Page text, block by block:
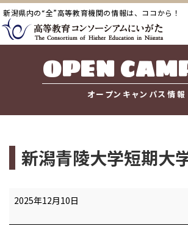
新潟県内の“全”高等教育機関の情報は、ココから！
OPEN
オープンキャンパス情報
新潟青陵大学短期大
新2025年12月10日